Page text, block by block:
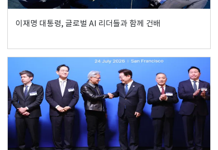
이재명 대통령, 글로벌 AI 리더들과 함께 건배